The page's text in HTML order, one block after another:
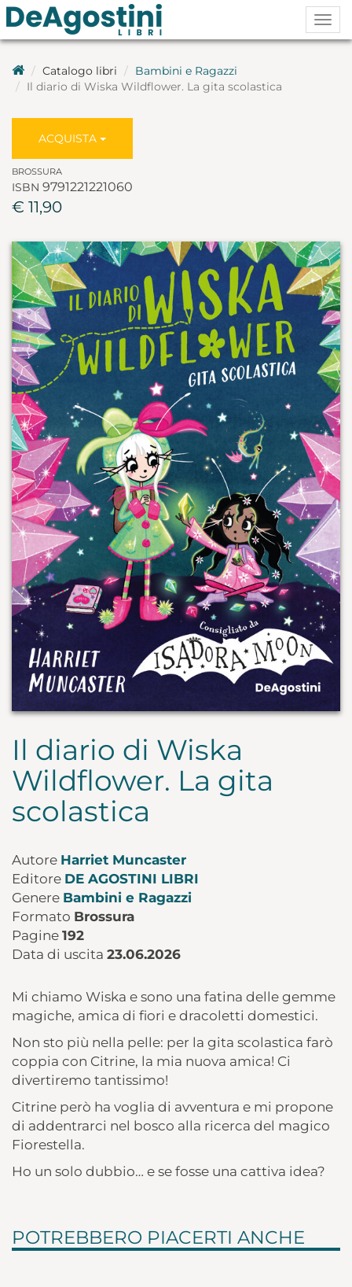
Catalogo libri
Bambini e Ragazzi
Il diario di Wiska Wildflower. La gita scolastica
ACQUISTA
BROSSURA
ISBN 9791221221060
€ 11,90
Il diario di Wiska
Wildflower. La gita
scolastica
Autore Harriet Muncaster
Editore DE AGOSTINI LIBRI
Genere Bambini e Ragazzi
Formato Brossura
Pagine 192
Data di uscita 23.06.2026
Mi chiamo Wiska e sono una fatina delle gemme
magiche, amica di fiori e dracoletti domestici.
Non sto più nella pelle: per la gita scolastica farò
coppia con Citrine, la mia nuova amica! Ci
divertiremo tantissimo!
Citrine però ha voglia di avventura e mi propone
di addentrarci nel bosco alla ricerca del magico
Fiorestella.
Ho un solo dubbio… e se fosse una cattiva idea?
POTREBBERO PIACERTI ANCHE